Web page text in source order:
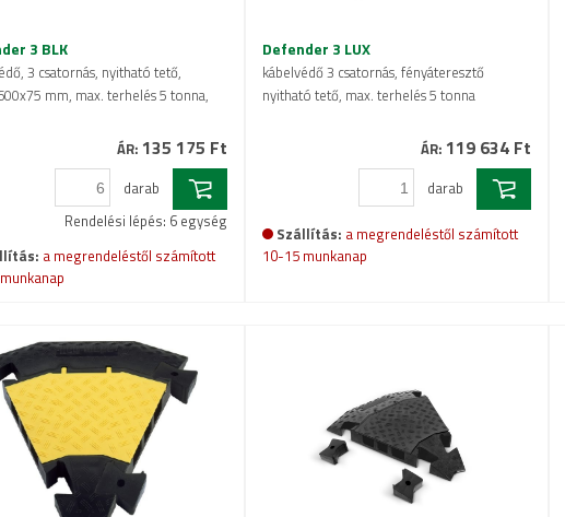
3 BLK
3 csatornás, nyitható tető,
mm, max. terhelés 5 tonna,
ÁR: 135 175 Ft
darab
Rendelési lépés: 6 egység
a megrendeléstől számított
Defender 3 LUX
kábelvédő 3 csatornás, fényáteresztő
nyitható tető, max. terhelés 5 tonna
ÁR: 119 634 Ft
darab
Szállítás: a megrendeléstől számított
10-15 munkanap